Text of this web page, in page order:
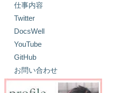
仕事内容
Twitter
DocsWell
YouTube
GitHub
お問い合わせ